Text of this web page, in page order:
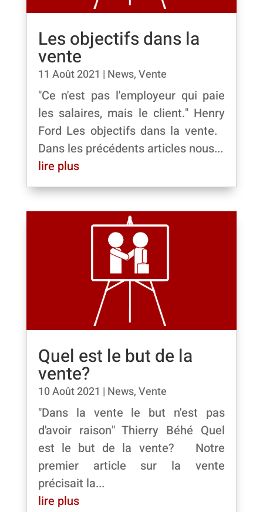
Les objectifs dans la
vente
11 Août 2021 | News,Vente
"Ce n'est pas l'employeur qui paie
les salaires, mais le client." Henry
Ford Les objectifs dans la vente.
Dans les précédents articles nous...
lire plus
Quel est le but de la
vente?
10 Août 2021 | News,Vente
"Dans la vente le but n'est pas
d'avoir raison" Thierry Béhé Quel
est le but de la vente? Notre
premier article sur la vente
précisait la...
lire plus